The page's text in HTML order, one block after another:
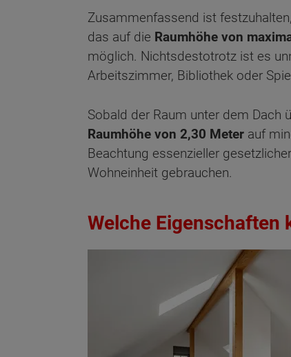
Zusammenfassend ist
das auf die Raumhöhe von
möglich. Nichtsdestotrotz ist es
Arbeitszimmer, Bibliothek oder
Sobald der Raum unter dem Dach
Raumhöhe von 2,30 Meter auf
Beachtung essenzieller
Wohneinheit gebrauchen.
Welche Eigenschaften